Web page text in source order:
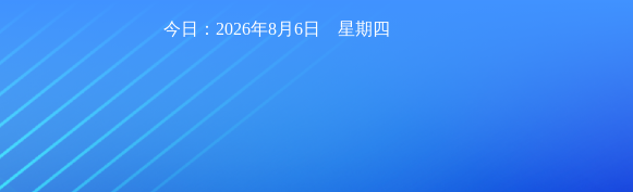
今日：2026年8月6日 星期四